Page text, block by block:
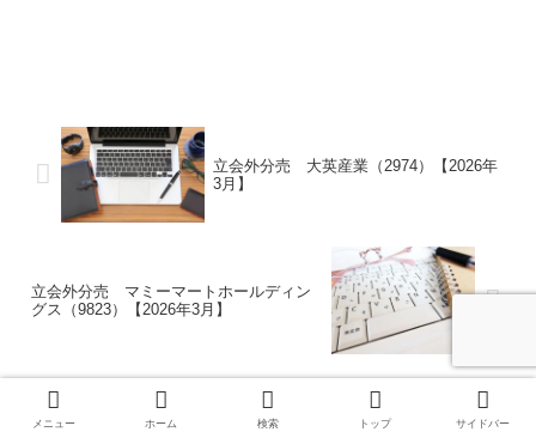
立会外分売 大英産業（2974）【2026年
3月】
立会外分売 マミーマートホールディン
グス（9823）【2026年3月】
メニュー ホーム 検索 トップ サイドバー